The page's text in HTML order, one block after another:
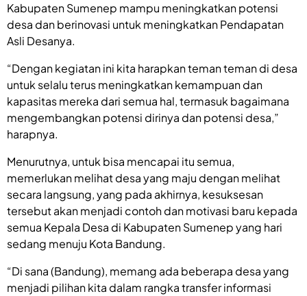
Kabupaten Sumenep mampu meningkatkan potensi
desa dan berinovasi untuk meningkatkan Pendapatan
Asli Desanya.
“Dengan kegiatan ini kita harapkan teman teman di desa
untuk selalu terus meningkatkan kemampuan dan
kapasitas mereka dari semua hal, termasuk bagaimana
mengembangkan potensi dirinya dan potensi desa,”
harapnya.
Menurutnya, untuk bisa mencapai itu semua,
memerlukan melihat desa yang maju dengan melihat
secara langsung, yang pada akhirnya, kesuksesan
tersebut akan menjadi contoh dan motivasi baru kepada
semua Kepala Desa di Kabupaten Sumenep yang hari
sedang menuju Kota Bandung.
“Di sana (Bandung), memang ada beberapa desa yang
menjadi pilihan kita dalam rangka transfer informasi